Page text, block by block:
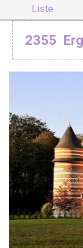
Liste
2355